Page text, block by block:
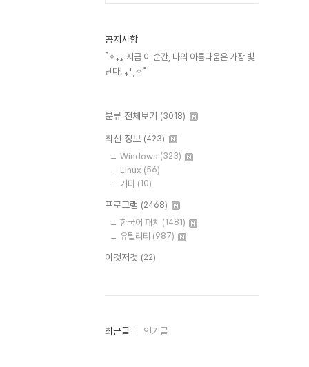
공지사항
˚✧₊⁎ 지금 이 순간, 나의 아름다움은 가장 빛
난다! ⁎⁺˳✧˚
분류 전체보기 (3018)
최신 정보 (423)
Windows (323)
Linux (56)
기타 (10)
프로그램 (2468)
한국어 패치 (1481)
유틸리티 (987)
이것저것 (22)
최
최근글 인기글